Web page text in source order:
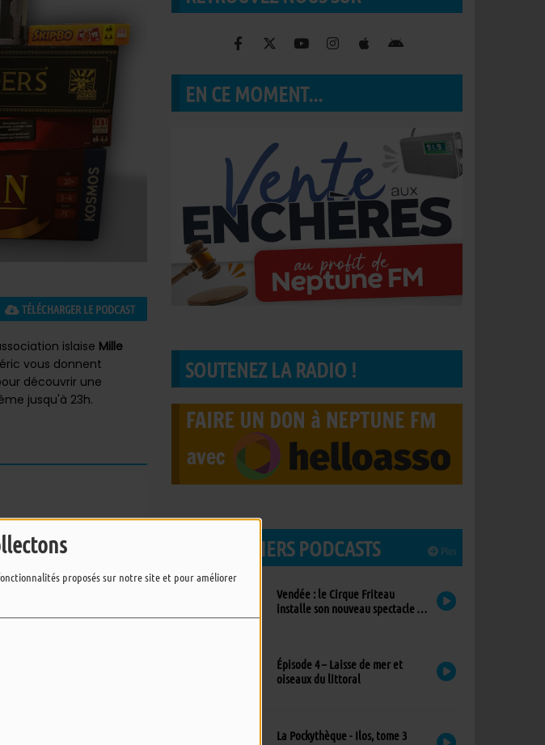
proposés sur notre site et pour améliorer
TÉLÉCHARGER LE PODCAST
islaise Mille
vous donnent
découvrir une
jusqu'à 23h.
EN CE MOMENT...
SOUTENEZ LA RADIO !
Plus
LES DERNIERS PODCASTS
Vendée : le Cirque Friteau
installe son nouveau spectacle à
Épisode 4 – Laisse de mer et
oiseaux du littoral
La Pockythèque - Ilos, tome 3